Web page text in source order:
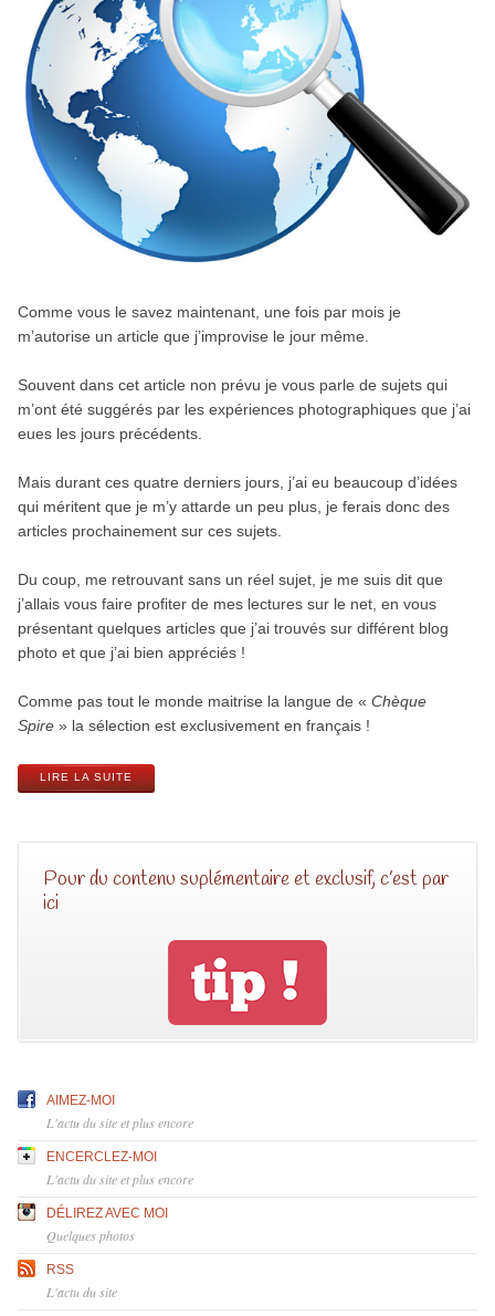
Comme vous le savez maintenant, une fois par mois je
m’autorise un article que j’improvise le jour même.
Souvent dans cet article non prévu je vous parle de sujets qui
m’ont été suggérés par les expériences photographiques que j’ai
eues les jours précédents.
Mais durant ces quatre derniers jours, j’ai eu beaucoup d’idées
qui méritent que je m’y attarde un peu plus, je ferais donc des
articles prochainement sur ces sujets.
Du coup, me retrouvant sans un réel sujet, je me suis dit que
j’allais vous faire profiter de mes lectures sur le net, en vous
présentant quelques articles que j’ai trouvés sur différent blog
photo et que j’ai bien appréciés !
Comme pas tout le monde maitrise la langue de « Chèque
Spire» la sélection est exclusivement en français !
LIRE LA SUITE
Pour du contenu suplémentaire et exclusif, c’est par
ici
AIMEZ-MOI
L'actu du site et plus encore
ENCERCLEZ-MOI
L'actu du site et plus encore
DÉLIREZ AVEC MOI
Quelques photos
RSS
L'actu du site